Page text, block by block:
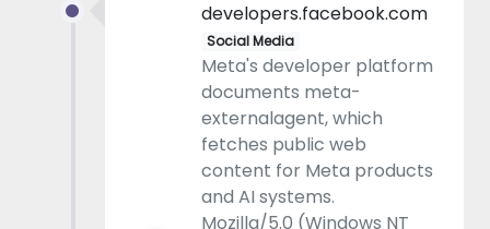
developers.facebook.com
Social Media
Meta's developer platform
documents meta-
externalagent, which
fetches public web
content for Meta products
and AI systems.
Mozilla/5.0 (Windows NT